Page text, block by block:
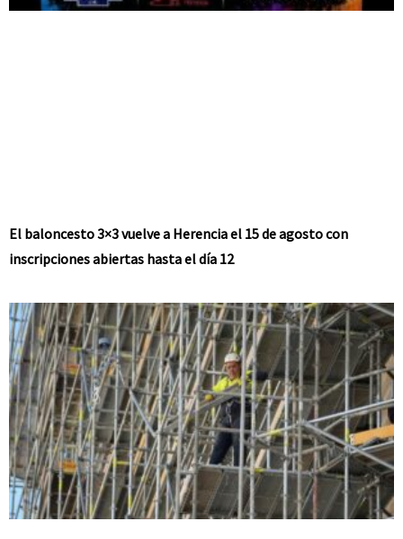
El baloncesto 3×3 vuelve a Herencia el 15 de agosto con
inscripciones abiertas hasta el día 12